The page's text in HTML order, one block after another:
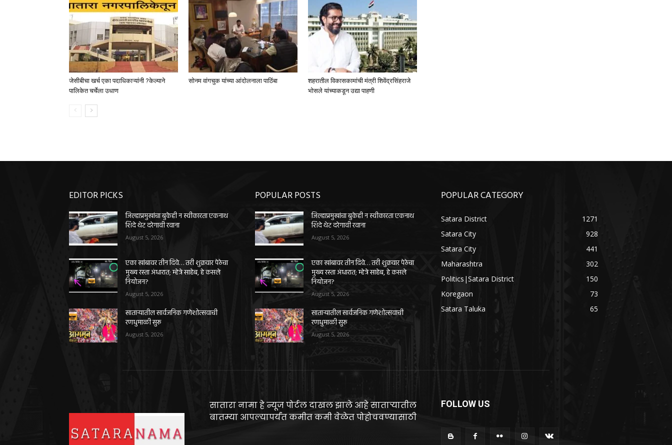
जेसीबीचा खर्च एका पदाधिकाऱ्यांनी ?केल्याने
पालिकेत चर्चेला उधाण
सोनम वांगचुक यांच्या आंदोलनाला पाठिंबा
शहरातील विकासकामांची मंत्री शिवेंद्रसिंहराजे
भोसले यांच्याकडून उद्या पाहणी
EDITOR PICKS
जिल्हाप्रमुखांचा बुकेही न स्वीकारता एकनाथ
शिंदे थेट दरेगावी रवाना
August 5, 2026
एका खांबावर तीन दिवे… तरी शुक्रवार पेठेचा
मुख्य रस्ता अंधारात; म्हेत्रे साहेब, हे कसले
नियोजन?
August 5, 2026
साताऱ्यातील सार्वजनिक गणेशोत्सवाची
रणधुमाळी सुरू
August 5, 2026
POPULAR POSTS
जिल्हाप्रमुखांचा बुकेही न स्वीकारता एकनाथ
शिंदे थेट दरेगावी रवाना
August 5, 2026
एका खांबावर तीन दिवे… तरी शुक्रवार पेठेचा
मुख्य रस्ता अंधारात; म्हेत्रे साहेब, हे कसले
नियोजन?
August 5, 2026
साताऱ्यातील सार्वजनिक गणेशोत्सवाची
रणधुमाळी सुरू
August 5, 2026
POPULAR CATEGORY
Satara District
1271
Satara City
928
Satara City
441
Maharashtra
302
Politics|Satara District
150
Koregaon
73
Satara Taluka
65
सातारा नामा हे न्यूज पोर्टल दाखल झाले आहे साताऱ्यातील
बातम्या आपल्यापर्यंत कमीत कमी वेळेत पोहोचवण्यासाठी
FOLLOW US